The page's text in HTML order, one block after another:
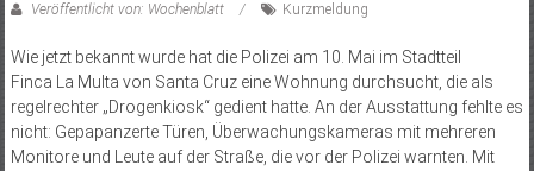
Veröffentlicht von: Wochenblatt Kurzmeldung
Wie jetzt bekannt wurde hat die Polizei am 10. Mai im Stadtteil
Finca La Multa von Santa Cruz eine Wohnung durchsucht, die als
regelrechter „Drogenkiosk“ gedient hatte. An der Ausstattung fehlte es
nicht: Gepapanzerte Türen, Überwachungskameras mit mehreren
Monitore und Leute auf der Straße, die vor der Polizei warnten. Mit